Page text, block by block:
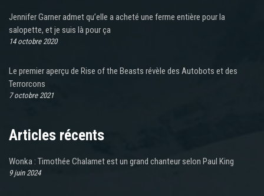
Jennifer Garner admet qu’elle a acheté une ferme entière pour la
salopette, et je suis là pour ça
14 octobre 2020
Le premier aperçu de Rise of the Beasts révèle des Autobots et des
Terrorcons
7 octobre 2021
Articles récents
Wonka : Timothée Chalamet est un grand chanteur selon Paul King
9 juin 2024